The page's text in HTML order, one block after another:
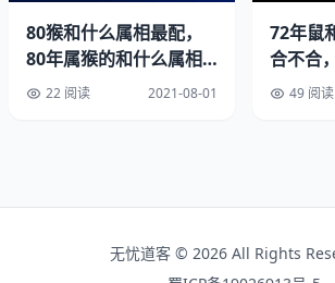
自古白马怕青牛
羊鼠相交一但休
80猴和什么属相最配，
80年属猴的和什么属相
最配22 阅读 2021-08-01
72年鼠
合不合
年的猴
49 阅读
无忧道客 © 2026 All Rights